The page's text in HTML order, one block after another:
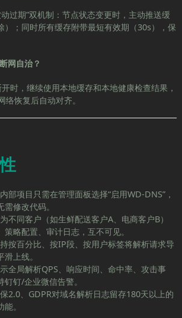
过期”双机制：节点状态变更时，主动推送缓
）；同时所有缓存附带最短有效期（30s），保
网自治？
时，继续使用本地缓存和本地健康检查结果，
恢复后自动对齐。
内部项目只需在管理面板选择“启用WD-DNS”，
修改代码。
为不同客户（如生鲜配送客户A、电商客户B）
略配置、审计日志，互不可见。
持按百分比、按IP段、按用户标签将解析请求导
上线。
示全局解析QPS、响应时间、命中率、攻击事
钉/企业微信告警。
保2.0、GDPR对域名解析日志留存180天以上的
。